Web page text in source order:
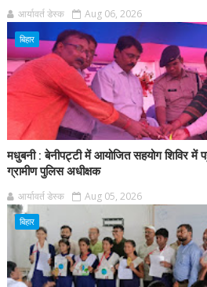
आर्यावर्त डेस्क Aug 06, 2026
बिहार
मधुबनी : बेनीपट्टी में आयोजित सहयोग शिविर
ग्रामीण पुलिस अधीक्षक
आर्यावर्त डेस्क Aug 05, 2026
बिहार